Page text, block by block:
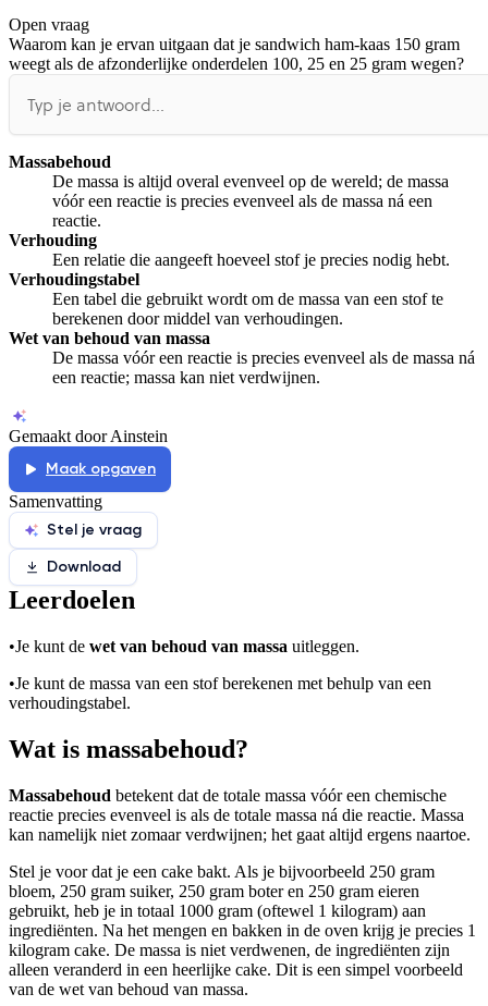
De uitleg gaat te langzaam
Afspelen werkte niet
Iets anders
Open vraag
Waarom kan je ervan uitgaan dat je sandwich ham-kaas 150 gram
weegt als de afzonderlijke onderdelen 100, 25 en 25 gram wegen?
Massabehoud
De massa is altijd overal evenveel op de wereld; de massa
vóór een reactie is precies evenveel als de massa ná een
reactie.
Verhouding
Een relatie die aangeeft hoeveel stof je precies nodig hebt.
Verhoudingstabel
Een tabel die gebruikt wordt om de massa van een stof te
berekenen door middel van verhoudingen.
Wet van behoud van massa
De massa vóór een reactie is precies evenveel als de massa ná
een reactie; massa kan niet verdwijnen.
Gemaakt door Ainstein
Maak opgaven
Samenvatting
Stel je vraag
Download
Leerdoelen
•Je kunt de wet van behoud van massa uitleggen.
•Je kunt de massa van een stof berekenen met behulp van een
verhoudingstabel.
Wat is massabehoud?
Massabehoud betekent dat de totale massa vóór een chemische
reactie precies evenveel is als de totale massa ná die reactie. Massa
kan namelijk niet zomaar verdwijnen; het gaat altijd ergens naartoe.
Stel je voor dat je een cake bakt. Als je bijvoorbeeld 250 gram
bloem, 250 gram suiker, 250 gram boter en 250 gram eieren
gebruikt, heb je in totaal 1000 gram (oftewel 1 kilogram) aan
ingrediënten. Na het mengen en bakken in de oven krijg je precies 1
kilogram cake. De massa is niet verdwenen, de ingrediënten zijn
alleen veranderd in een heerlijke cake. Dit is een simpel voorbeeld
van de wet van behoud van massa.